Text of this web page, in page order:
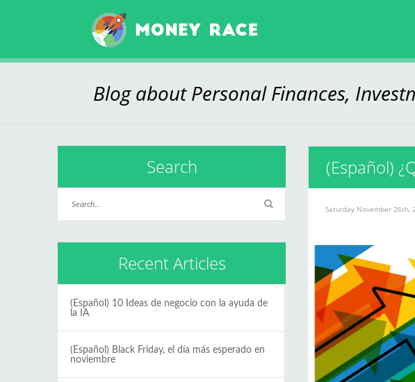
Blog about Personal Finances,
(Español)
Saturday November 26th,
Search
Recent Articles
(Español) 10 Ideas de negocio con la ayuda de
la IA
(Español) Black Friday, el día más esperado en
noviembre